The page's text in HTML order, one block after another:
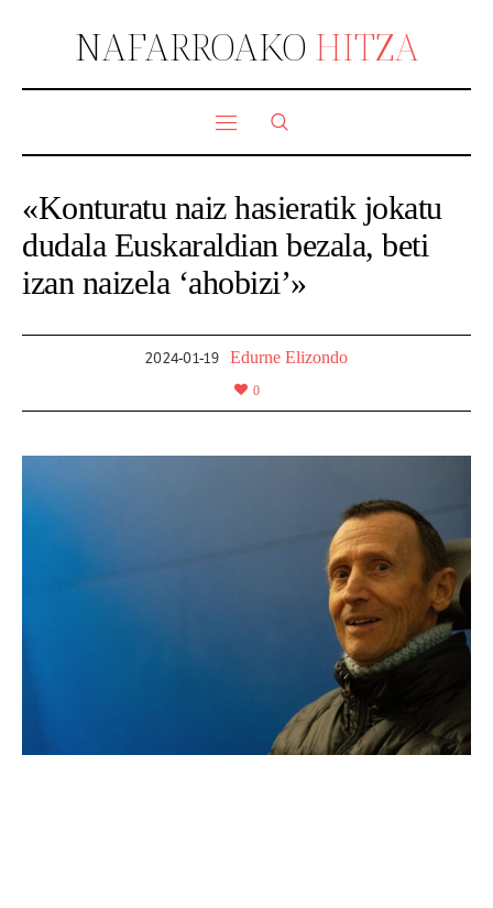
NAFARROAKO HITZA
«Konturatu naiz hasieratik jokatu
dudala Euskaraldian bezala, beti
izan naizela ‘ahobizi’»
2024-01-19 Edurne Elizondo
0